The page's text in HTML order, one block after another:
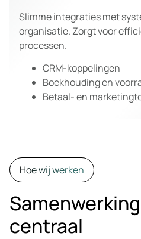
Slimme integraties met
organisatie. Zorgt voor
processen.
CRM-koppelingen
Boekhouding en
Betaal- en
Hoe wij werken
centraal